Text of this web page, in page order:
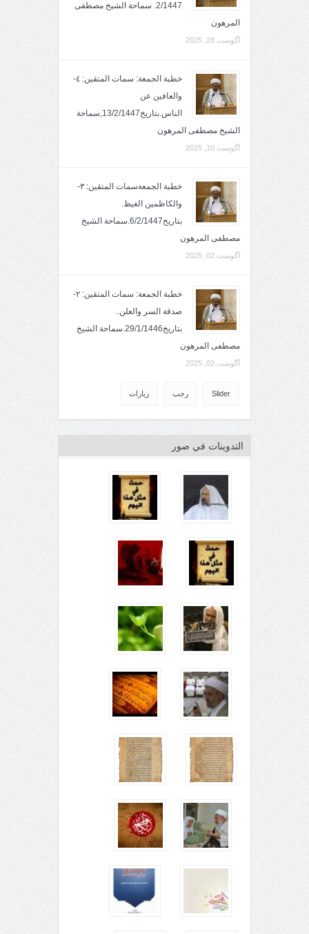
2/1447. سماحة الشيخ مصطفى
المرهون
آگوست 28, 2025
خطبة الجمعة: سمات المتقين: ٤-
والعافين عن
الناس.بتاريخ13/2/1447,سماحة
الشيخ مصطفى المرهون
آگوست 10, 2025
خطبة الجمعةسمات المتقين: ٣-
والكاظمين الغيظ.
بتاريخ6/2/1447.سماحة الشيخ
مصطفى المرهون
آگوست 02, 2025
خطبة الجمعة: سمات المتقين: ٢-
صدقة السر والعلن..
بتاريخ29/1/1446.سماحة الشيخ
مصطفى المرهون
آگوست 02, 2025
Slider رجب زيارات
التدوينات في صور